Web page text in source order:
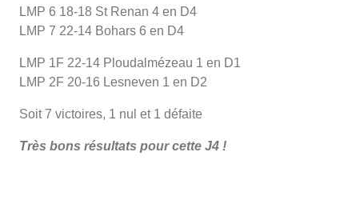
LMP 6 18-18 St Renan 4 en D4
LMP 7 22-14 Bohars 6 en D4
LMP 1F 22-14 Ploudalmézeau 1 en D1
LMP 2F 20-16 Lesneven 1 en D2
Soit 7 victoires, 1 nul et 1 défaite
Très bons résultats pour cette J4 !